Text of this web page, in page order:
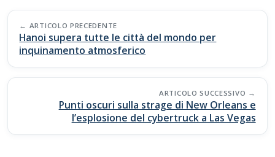
b
o
o
k
s
A
p
p
y
Li
n
k
di
vi
di
Post
navigation
ARTICOLO PRECEDENTE
Hanoi supera tutte le città del mondo per
inquinamento atmosferico
ARTICOLO SUCCESSIVO
Punti oscuri sulla strage di New Orleans e
l’esplosione del cybertruck a Las Vegas